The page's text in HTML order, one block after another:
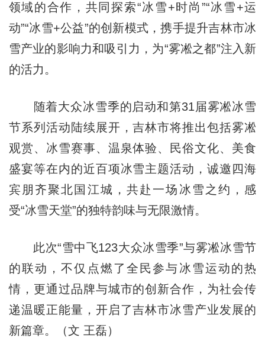
领域的合作，共同探索“冰雪+时尚”“冰雪+运
动”“冰雪+公益”的创新模式，携手提升吉林市冰
雪产业的影响力和吸引力，为“雾凇之都”注入新
的活力。
随着大众冰雪季的启动和第31届雾凇冰雪
节系列活动陆续展开，吉林市将推出包括雾凇
观赏、冰雪赛事、温泉体验、民俗文化、美食
盛宴等在内的近百项冰雪主题活动，诚邀四海
宾朋齐聚北国江城，共赴一场冰雪之约，感
受“冰雪天堂”的独特韵味与无限激情。
此次“雪中飞123大众冰雪季”与雾凇冰雪节
的联动，不仅点燃了全民参与冰雪运动的热
情，更通过品牌与城市的创新合作，为社会传
递温暖正能量，开启了吉林市冰雪产业发展的
新篇章。（文 王磊）